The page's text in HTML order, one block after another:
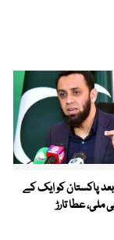
پاکستان کو ایک کے
ملی، عطا تارڑ